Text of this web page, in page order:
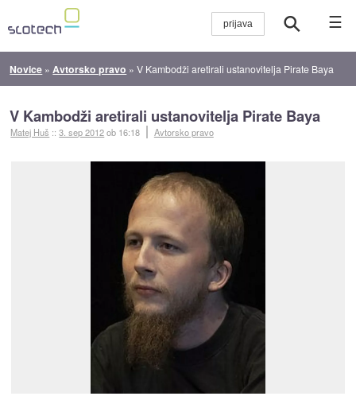
☰
Novice » Avtorsko pravo »V Kambodži aretirali ustanovitelja Pirate Baya
V Kambodži aretirali ustanovitelja Pirate Baya
Matej Huš ::3. sep 2012ob 16:18 Avtorsko pravo